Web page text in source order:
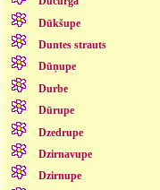
Dūkšupe
Duntes strauts
Dūņupe
Durbe
Dūrupe
Dzedrupe
Dzirnavupe
Dzirnupe